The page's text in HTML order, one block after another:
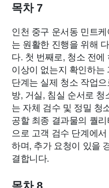
목차 7
인천 중구 운서동 민트
는 원활한 진행을 위해
다. 첫 번째로, 청소 전
이상이 없는지 확인하는
단계는 실제 청소 작업
방, 거실, 침실 순서로
는 자체 검수 및 정밀 청
공할 최종 결과물의 퀄
으로 고객 검수 단계에
하며, 추가 요청이 있을
결합니다.